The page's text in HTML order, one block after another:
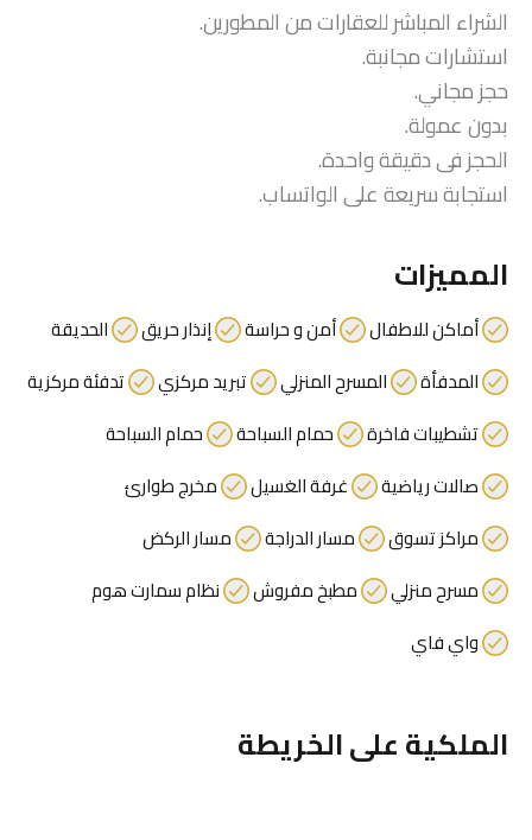
الشراء المباشر للعقارات من المطورين.
استشارات مجانبة.
حجز مجاني.
بدون عمولة.
الحجز فى دقيقة واحدة.
استجابة سريعة على الواتساب.
المميزات
أماكن للاطفال أمن و حراسة إنذار حريق
الحديقة
المدفأة
المسرح المنزلي تبريد مركزي
تدفئة مركزية
تشطيبات فاخرة
حمام السباحة
حمام السباحة
صالات رياضية
غرفة الغسيل
مخرج طوارئ
مراكز تسوق
مسار الدراجة
مسار الركض
مسرح منزلي
مطبخ مفروش
نظام سمارت هوم
واي فاي
الملكية على الخريطة